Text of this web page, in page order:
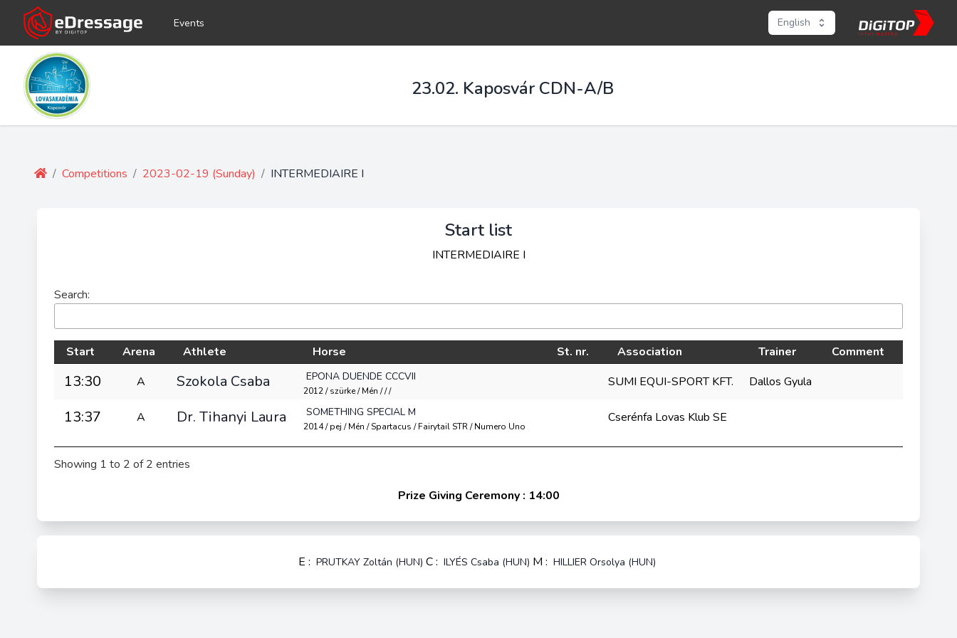
Events English
23.02. Kaposvár CDN-A/B
/ Competitions / 2023-02-19 (Sunday) / INTERMEDIAIRE I
Start list
INTERMEDIAIRE I
Search:
Start Arena Athlete Horse St. nr. Association Trainer Comment
13:30 A Szokola Csaba EPONA DUENDE CCCVII
2012 / szürke / Mén / / /
SUMI EQUI-SPORT KFT. Dallos Gyula
13:37 A Dr. Tihanyi Laura SOMETHING SPECIAL M
2014 / pej / Mén / Spartacus / Fairytail STR / Numero Uno
Cserénfa Lovas Klub SE
Showing 1 to 2 of 2 entries
Prize Giving Ceremony : 14:00
E : PRUTKAY Zoltán (HUN) C : ILYÉS Csaba (HUN) M : HILLIER Orsolya (HUN)